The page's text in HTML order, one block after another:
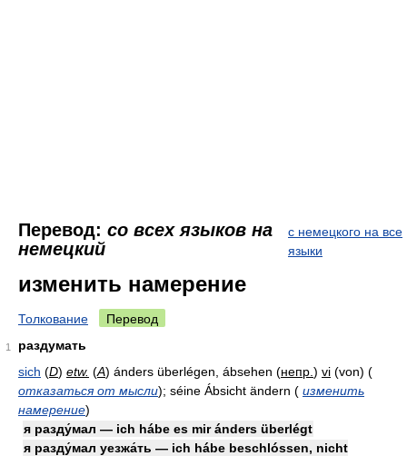
Перевод: со всех языков на
немецкий
с немецкого на все
языки
изменить намерение
Толкование Перевод
1
раздумать
sich (D) etw. (A) ánders überlégen, ábsehen (непр. ) vi (von) (
отказаться от мысли); séine Ábsicht ändern ( изменить
намерение)
я разду́мал — ich hábe es mir ánders überlégt
я разду́мал уезжа́ть — ich hábe beschlóssen, nicht